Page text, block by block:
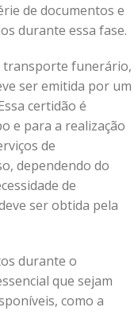
de documentos e
durante essa fase.
transporte funerário,
ser emitida por um
certidão é
e para a realização
de
dependendo do
de
ser obtida pela
durante o
que sejam
como a